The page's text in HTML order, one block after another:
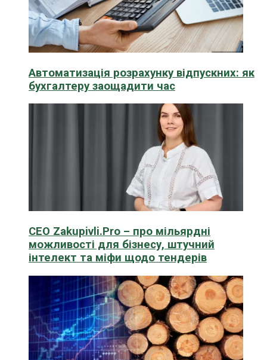
Автоматизація розрахунку відпускних: як
бухгалтеру заощадити час
CEO Zakupivli.Pro – про мільярдні
можливості для бізнесу, штучний
інтелект та міфи щодо тендерів